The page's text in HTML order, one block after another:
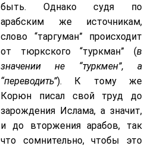
быть. Однако судя по
арабским же источникам,
слово “таргуман” происходит
от тюркского “туркман” (в
значении не “туркмен”, а
“переводить”). К тому же
Корюн писал свой труд до
зарождения Ислама, а значит,
и до вторжения арабов, так
что сомнительно, чтобы это